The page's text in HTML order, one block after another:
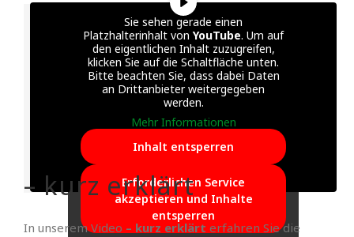
Sie sehen gerade einen
Platzhalterinhalt von YouTube. Um auf
den eigentlichen Inhalt zuzugreifen,
klicken Sie auf die Schaltfläche unten.
Bitte beachten Sie, dass dabei Daten
an Drittanbieter weitergegeben
werden.
Mehr Informationen
Inhalt entsperren
Erforderlichen Service
akzeptieren und Inhalte
entsperren
– kurz erklärt
In unserem Video – kurz erklärt erfahren Sie die